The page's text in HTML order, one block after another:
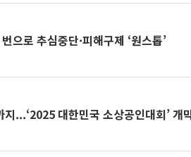
으로 추심중단·피해구제 ‘원스톱’
...‘2025 대한민국 소상공인대회’ 개